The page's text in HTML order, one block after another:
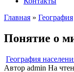
Главная » География
Понятие о
География
Автор admin На